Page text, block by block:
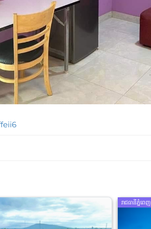
រាជធានីភ្នំពេញ